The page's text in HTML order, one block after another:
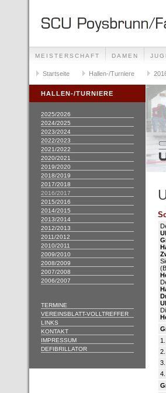
MEISTERSCHAFT DAMEN
BERGGERICHTSLAUF VEREIN/
Startseite Hallen-/Turniere
HALLEN-/TURNIERE
2025/2026
2024/2025
2023/2024
2022/2023
2021/2022
2020/2021
2019/2020
2018/2019
2017/2018
2016/2017
2015/2016
2014/2015
2013/2014
2012/2013
2011/2012
2010/2011
2009/2010
2008/2009
2007/2008
2006/2007
TERMINE
VEREINSBLATT-VOLLTREFFER
LINKS
KONTAKT
IMPRESSUM
DEFIBRILLATOR
1.
2.
3.
4.